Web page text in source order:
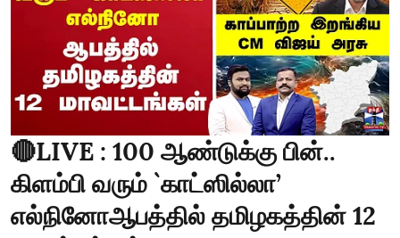
🔴LIVE : 100 ஆண்டுக்கு பின்..
கிளம்பி வரும் `காட்ஸில்லா’
எல்நினோஆபத்தில் தமிழகத்தின் 12